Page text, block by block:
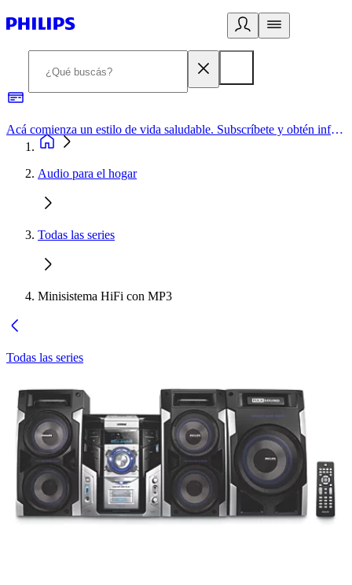
Acá comienza un estilo de vida saludable. Subscríbete y obtén información de primera mano
Audio para el hogar
Todas las series
Minisistema HiFi con MP3
Todas las series